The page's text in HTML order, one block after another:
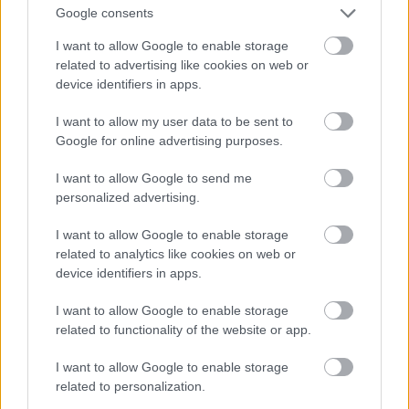
Google consents
I want to allow Google to enable storage
related to advertising like cookies on web or
device identifiers in apps.
I want to allow my user data to be sent to
Google for online advertising purposes.
I want to allow Google to send me
personalized advertising.
I want to allow Google to enable storage
related to analytics like cookies on web or
device identifiers in apps.
I want to allow Google to enable storage
related to functionality of the website or app.
I want to allow Google to enable storage
related to personalization.
εύρεση θαυματουργής εικόνας. Το συγκρότημα, με
περίπου εκατό κελιά-ξενώνες γύρω από την αυλή,
μοιάζει περισσότερο με μικρή μοναστική πολιτεία
παρά με ένα συνηθισμένο μοναστήρι.
Η ησυχία του χώρου, όμως, δεν είναι ουδέτερη. Από
το 1948 έως το 1953, περίπου πέντε χιλιάδες γυναίκες
έζησαν, αντιστάθηκαν, έγραψαν, οργάνωσαν κρυφά
μαθήματα, άφησαν πίσω τους μια μνήμη που δεν
φαίνεται πάντα με την πρώτη ματιά, αλλά υπάρχει.
Το Παλαιό Τρίκερι δεν είναι μόνο όμορφο νησί για
αυτό κάνει την επίσκεψη πιο ουσιαστική, αν ο
ταξιδιώτης σταθεί λίγο περισσότερο από όσο
Ένα Πήλιο που δεν βιάζεται να